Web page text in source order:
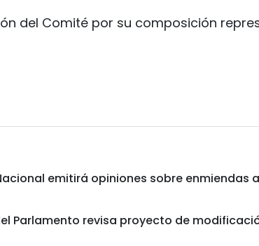
del Comité por su composición
emitirá opiniones sobre enmiendas
Parlamento revisa proyecto de